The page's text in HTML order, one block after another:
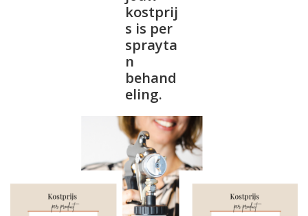
Promotie materiaal
Salon kleding
kostprij
s is per
sprayta
n
behand
eling.